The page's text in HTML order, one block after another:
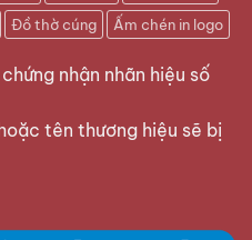
Đồ thờ cúng Ấm chén in logo
nhận nhãn hiệu số
tên thương hiệu sẽ bị